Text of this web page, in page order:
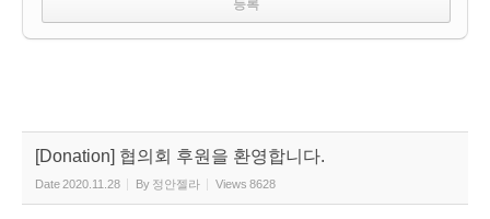
[Donation] 협의회 후원을 환영합니다.
Date2020.11.28 By 정안젤라 Views 8628